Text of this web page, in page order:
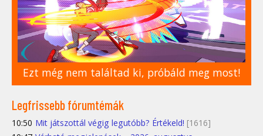
Ezt még nem találtad ki, próbáld meg most!
Legfrissebb fórumtémák
10:50 Mit játszottál végig legutóbb? Értékeld! [1616]